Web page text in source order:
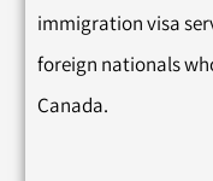
immigration visa
foreign nationals
Canada.